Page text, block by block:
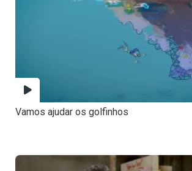
Vamos ajudar os golfinhos